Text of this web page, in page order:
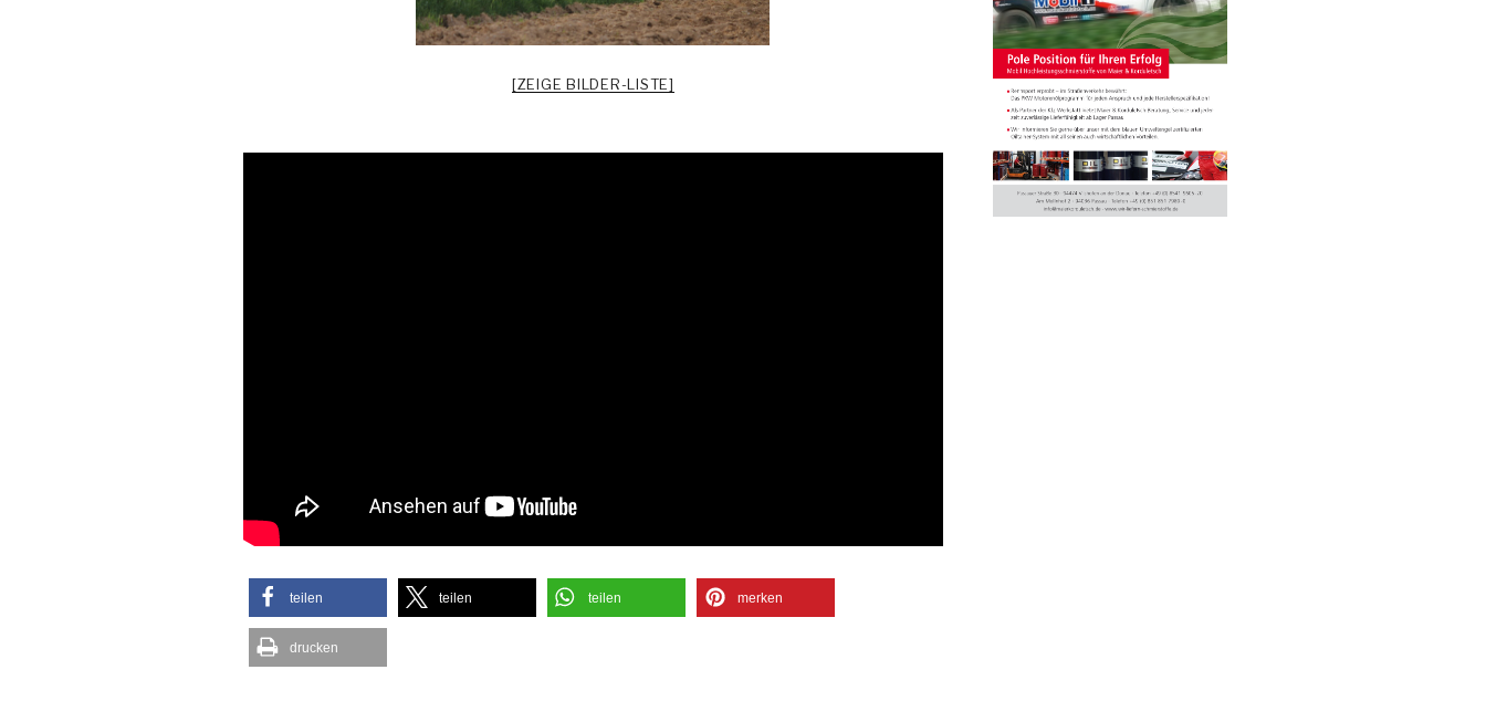
[ZEIGE BILDER-LISTE]
teilen teilen teilen merken
drucken